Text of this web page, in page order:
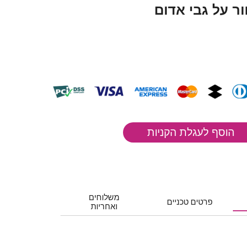
פרטים טכניים
משלוחים
ואחריות